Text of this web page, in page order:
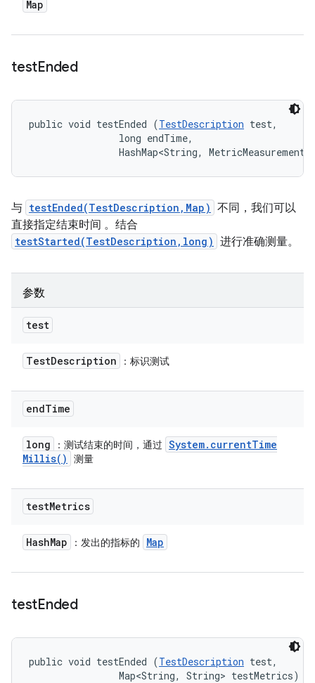
Map
testEnded
public void testEnded (TestDescription test,
                long endTime,
HashMap<String,
与 testEnded(TestDescription,Map) 不同，我们可以
直接指定结束时间 。结合
testStarted(TestDescription,long) 进行准确测量。
参数
test
TestDescription ：标识测试
endTime
long ：测试结束的时间，通过 System. currentTime
Millis( ) 测量
testMetrics
HashMap ：发出的指标的 Map
testEnded
public void testEnded (TestDescription test,
                Map<String, String> testMetrics)